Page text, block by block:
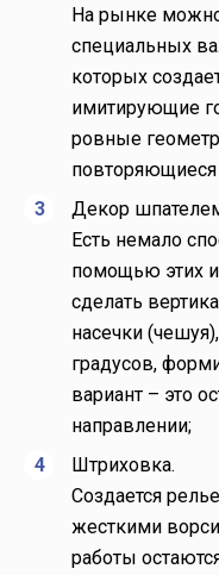
На рынке
специальных
которых
имитирующие
ровные
повторяющиеся
Декор
Есть немало
помощью этих
сделать
насечки
градусов,
вариант – это
направлении;
Штриховка.
Создается
жесткими
работы